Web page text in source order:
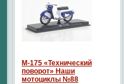
М-175 «Технический
поворот» Наши
мотоциклы №88